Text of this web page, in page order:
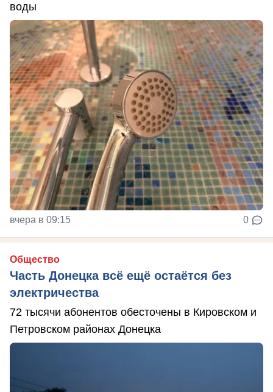
воды
вчера в 09:15 0
Общество
Часть Донецка всё ещё остаётся без
электричества
72 тысячи абонентов обесточены в Кировском и
Петровском районах Донецка